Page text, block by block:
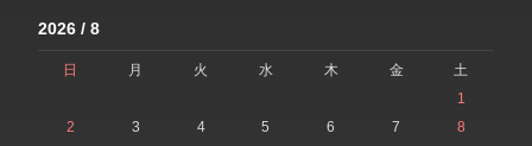
2026 / 8
日 月 火 水 木 金
土
1
2
3 4 5 6 7
8